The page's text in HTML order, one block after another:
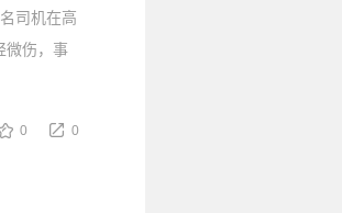
司机在高
微伤，事
0 0